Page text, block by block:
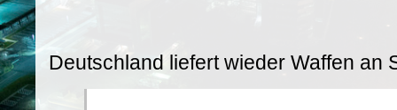
Deutschland liefert wieder Waffen an